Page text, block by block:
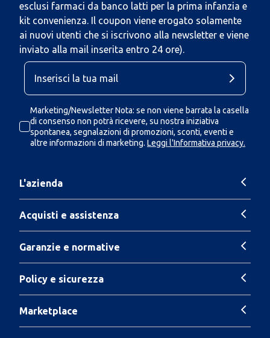
esclusi farmaci da banco latti per la prima infanzia e
kit convenienza. Il coupon viene erogato solamente
ai nuovi utenti che si iscrivono alla newsletter e viene
inviato alla mail inserita entro 24 ore).
Marketing/Newsletter Nota: se non viene barrata la casella
di consenso non potrà ricevere, su nostra iniziativa
spontanea, segnalazioni di promozioni, sconti, eventi e
altre informazioni di marketing. Leggi l'Informativa privacy.
L'azienda
Acquisti e assistenza
Garanzie e normative
Policy e sicurezza
Marketplace